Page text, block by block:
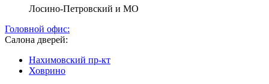
Лосино-Петровский и МО
Головной офис:
Салона дверей:
Нахимовский пр-кт
Ховрино